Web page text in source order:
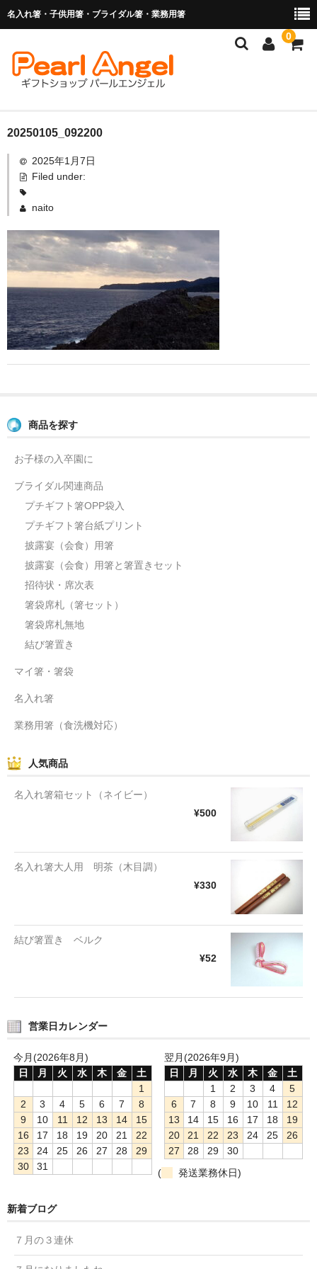
名入れ箸・子供用箸・ブライダル箸・業務用箸
0
商品を探す
お子様の入卒園に
業務用箸（食洗機対応）
ご利用ガイド
よくあるご質問
20250105_092200
2025年1月7日
Filed under:
naito
商品を探す
お子様の入卒園に
ブライダル関連商品
プチギフト箸OPP袋入
プチギフト箸台紙プリント
披露宴（会食）用箸
披露宴（会食）用箸と箸置きセット
招待状・席次表
箸袋席札（箸セット）
箸袋席札無地
結び箸置き
マイ箸・箸袋
名入れ箸
業務用箸（食洗機対応）
人気商品
名入れ箸箱セット（ネイビー）
¥500
名入れ箸大人用 明茶（木目調）
¥330
結び箸置き ベルク
¥52
営業日カレンダー
今月(2026年8月)
日
月 火 水 木 金
土
1
2
3 4 5 6 7
8
9
10 11 12 13 14
15
16
17 18 19 20 21
22
23
24 25 26 27 28
29
30
31
翌月(2026年9月)
日
月 火 水 木 金
土
1
2 3 4
5
6
7 8 9 10 11
12
13
14 15 16 17 18
19
20
21 22 23 24 25
26
27
28 29
30
(
発送業務休日)
新着ブログ
７月の３連休